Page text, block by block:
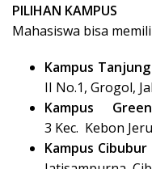
PILIHAN KAMPUS
Mahasiswa bisa
Kampus
II No.1, Grogol,
Kampus
3 Kec. Kebon
Kampus Cibubur